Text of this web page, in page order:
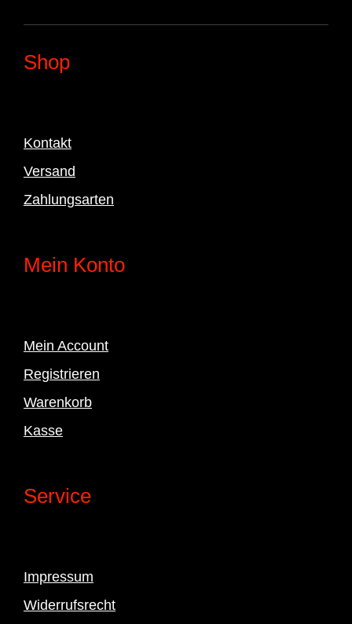
Shop
Kontakt
Versand
Zahlungsarten
Mein Konto
Mein Account
Registrieren
Warenkorb
Kasse
Service
Impressum
Widerrufsrecht